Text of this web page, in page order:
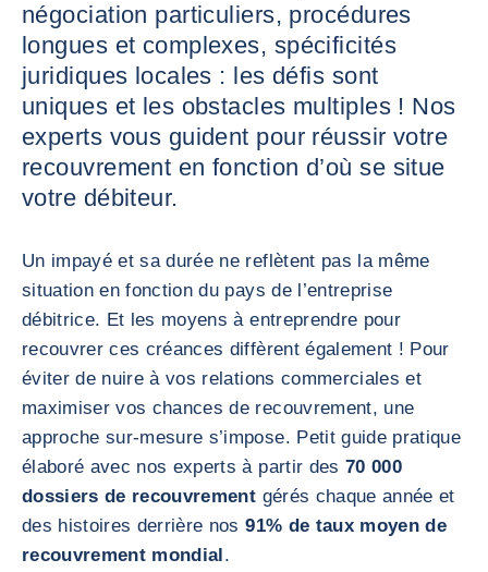
négociation particuliers, procédures
longues et complexes, spécificités
juridiques locales : les défis sont
uniques et les obstacles multiples ! Nos
experts vous guident pour réussir votre
recouvrement en fonction d’où se situe
votre débiteur.
Un impayé et sa durée ne reflètent pas la même
situation en fonction du pays de l’entreprise
débitrice. Et les moyens à entreprendre pour
recouvrer ces créances diffèrent également ! Pour
éviter de nuire à vos relations commerciales et
maximiser vos chances de recouvrement, une
approche sur-mesure s’impose. Petit guide pratique
élaboré avec nos experts à partir des 70 000
dossiers de recouvrement gérés chaque année et
des histoires derrière nos91% de taux moyen de
recouvrement mondial.